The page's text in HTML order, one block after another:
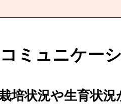
ミュニケー
培状況や生育状況